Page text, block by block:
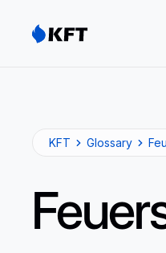
KFT Glossary